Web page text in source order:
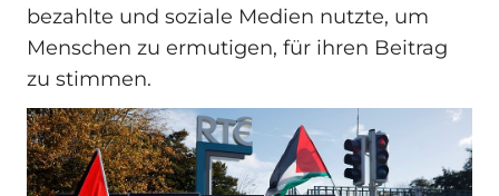
bezahlte und soziale Medien nutzte, um
Menschen zu ermutigen, für ihren Beitrag
zu stimmen.